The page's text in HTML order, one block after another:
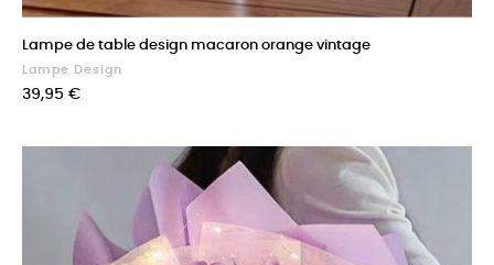
Lampe de table design macaron orange vintage
Lampe Design
Prix
39,95 €